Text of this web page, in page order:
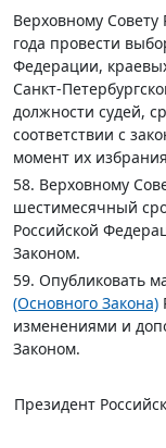
Верховному
года провести
Федерации,
Санкт-
должности судей,
соответствии с
момент их
58. Верховному
шестимесячный
Российской
Законом.
59. Опубликовать
(Основного Закона)
изменениями и
Законом.
Президент